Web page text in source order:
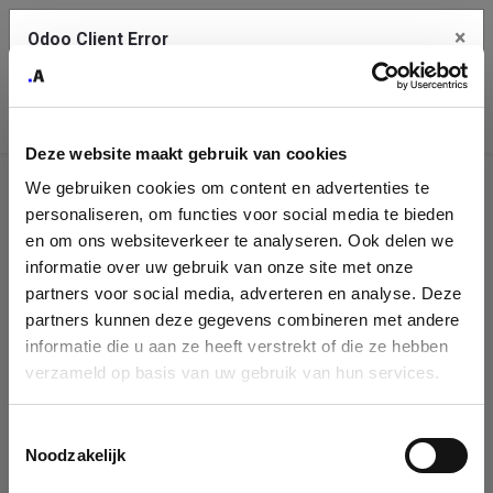
Deze website maakt gebruik van cookies
We gebruiken cookies om content en advertenties te
personaliseren, om functies voor social media te bieden
en om ons websiteverkeer te analyseren. Ook delen we
informatie over uw gebruik van onze site met onze
partners voor social media, adverteren en analyse. Deze
partners kunnen deze gegevens combineren met andere
informatie die u aan ze heeft verstrekt of die ze hebben
verzameld op basis van uw gebruik van hun services.
Noodzakelijk
Company
Identification
Please fill in your company details
You can search a company in our database by name, VAT or
enterprise ID. When a company is selected it will auto-complete the
form. If you don't find your company in our database, you can create
Odoo Client Error ×
service.
See details
Ok